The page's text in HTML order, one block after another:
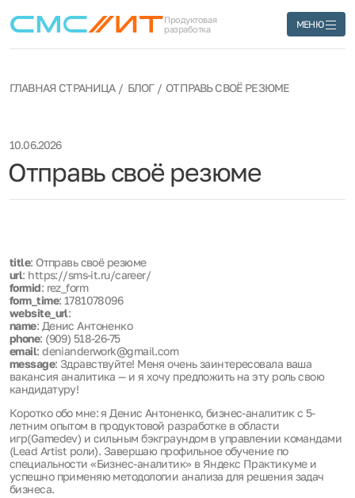
Продуктовая
разработка
МЕНЮ
ГЛАВНАЯ СТРАНИЦА БЛОГ ОТПРАВЬ СВОЁ РЕЗЮМЕ
Отправь своё резюме
10.06.2026
title: Отправь своё резюме
url: https://sms-it.ru/career/
formid: rez_form
form_time: 1781078096
website_url:
name: Денис Антоненко
phone: (909) 518-26-75
email: denianderwork@gmail.com
message: Здравствуйте! Меня очень заинтересовала ваша
вакансия аналитика — и я хочу предложить на эту роль свою
кандидатуру!
Коротко обо мне: я Денис Антоненко, бизнес-аналитик с 5-
летним опытом в продуктовой разработке в области
игр(Gamedev) и сильным бэкграундом в управлении командами
(Lead Artist роли). Завершаю профильное обучение по
специальности «Бизнес-аналитик» в Яндекс Практикуме и
успешно применяю методологии анализа для решения задач
бизнеса.